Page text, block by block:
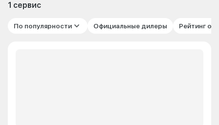
1 сервис
По популярности Официальные дилеры Рейтинг